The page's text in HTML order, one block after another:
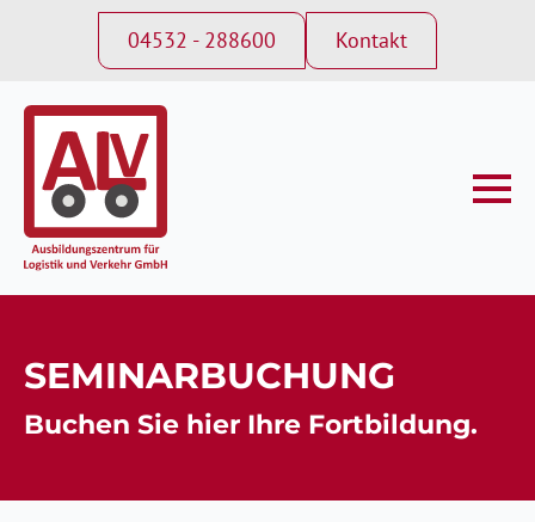
04532 - 288600 Kontakt
SEMINARBUCHUNG
Buchen Sie hier Ihre Fortbildung.